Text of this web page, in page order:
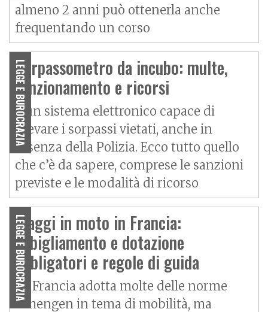
almeno 2 anni può ottenerla anche
frequentando un corso
LEGGE E BUROCRAZIA
Sorpassometro da incubo: multe,
funzionamento e ricorsi
È un sistema elettronico capace di
rilevare i sorpassi vietati, anche in
assenza della Polizia. Ecco tutto quello
che c’è da sapere, comprese le sanzioni
previste e le modalità di ricorso
LEGGE E BUROCRAZIA
Viaggi in moto in Francia:
abbigliamento e dotazione
obbligatori e regole di guida
La Francia adotta molte delle norme
Schengen in tema di mobilità, ma